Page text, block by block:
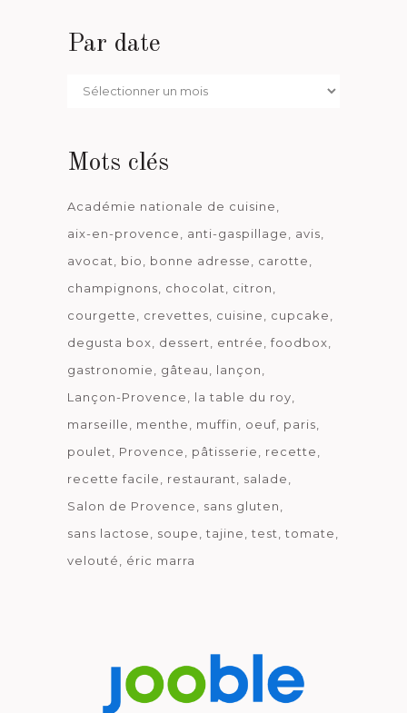
Par date
Par
Mots clés
Académie nationale de cuisine
aix-en-provence
anti-gaspillage
avis
avocat
bio bonne adresse
carotte
champignons
chocolat
citron
courgette
crevettes cuisine
cupcake
degusta box
dessert entrée
foodbox
gastronomie
gâteau
lançon
Lançon-Provence
la table du roy
marseille
menthe muffin oeuf paris
poulet
Provence pâtisserie
recette
recette facile
restaurant
salade
Salon de Provence
sans gluten
sans lactose
soupe tajine test
tomate
velouté
éric marra